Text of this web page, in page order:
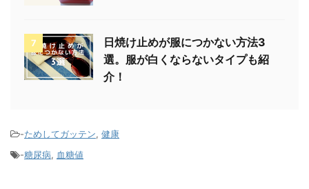
7
日焼け止めが服につかない方法3
選。服が白くならないタイプも紹
介！
-ためしてガッテン, 健康
-糖尿病, 血糖値